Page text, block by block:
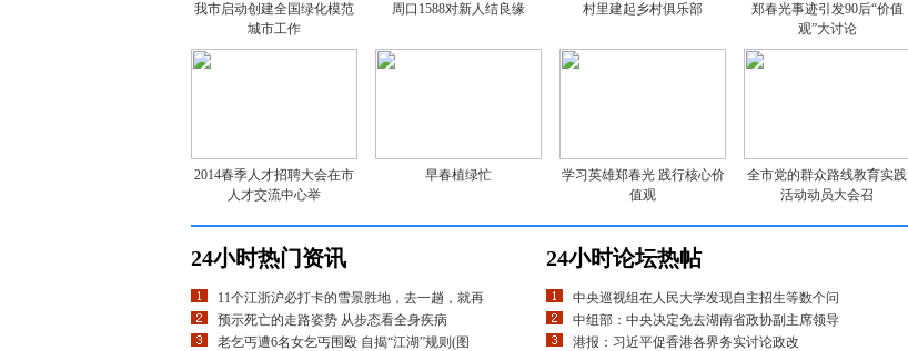
我市启动创建全国绿化模范
城市工作
周口1588对新人结良缘 村里建起乡村俱乐部
郑春光事迹引发90后“价值
观”大讨论
2014春季人才招聘大会在市
人才交流中心举
早春植绿忙
学习英雄郑春光 践行核心价
值观
全市党的群众路线教育实践
活动动员大会召
24小时热门资讯
11个江浙沪必打卡的雪景胜地，去一趟，就再
预示死亡的走路姿势 从步态看全身疾病
老乞丐遭6名女乞丐围殴 自揭“江湖”规则(图
24小时论坛热帖
中央巡视组在人民大学发现自主招生等数个问
中组部：中央决定免去湖南省政协副主席领导
港报：习近平促香港各界务实讨论政改